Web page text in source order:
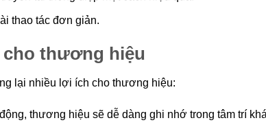
thao tác đơn giản.
cho thương hiệu
lại nhiều lợi ích cho thương hiệu:
thương hiệu sẽ dễ dàng ghi nhớ trong tâm trí